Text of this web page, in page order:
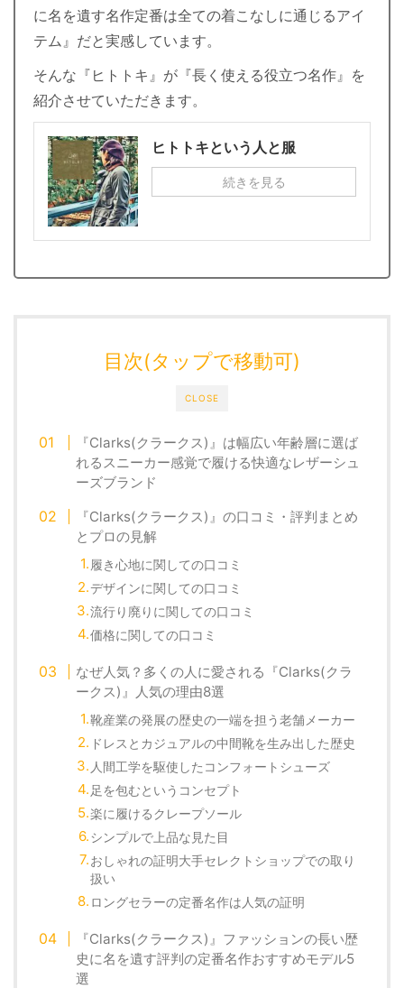
に名を遺す名作定番は全ての着こなしに通じるアイ
テム』だと実感しています。
そんな『ヒトトキ』が『長く使える役立つ名作』を
紹介させていただきます。
ヒトトキという人と服
続きを見る
CLOSE
目次(タップで移動可)
『Clarks(クラークス)』は幅広い年齢層に選ば
れるスニーカー感覚で履ける快適なレザーシュ
ーズブランド
『Clarks(クラークス)』の口コミ・評判まとめ
とプロの見解
履き心地に関しての口コミ
デザインに関しての口コミ
流行り廃りに関しての口コミ
価格に関しての口コミ
なぜ人気？多くの人に愛される『Clarks(クラ
ークス)』人気の理由8選
靴産業の発展の歴史の一端を担う老舗メーカー
ドレスとカジュアルの中間靴を生み出した歴史
人間工学を駆使したコンフォートシューズ
足を包むというコンセプト
楽に履けるクレープソール
シンプルで上品な見た目
おしゃれの証明大手セレクトショップでの取り
扱い
ロングセラーの定番名作は人気の証明
『Clarks(クラークス)』ファッションの長い歴
史に名を遺す評判の定番名作おすすめモデル5
選